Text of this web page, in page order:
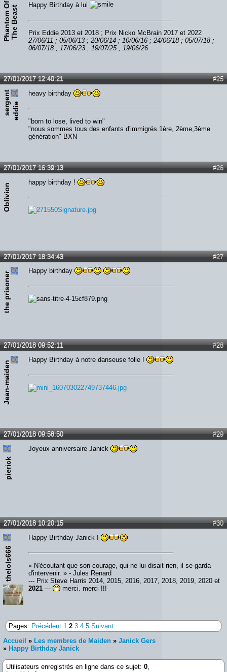
P
h
a
n
t
o
m
O
f
T
h
e
B
e
a
st Happy Birthday à lui
Prix Eddie 2013 et 2018 ; Prix Nicko McBrain 2017 et 2022
27/06/11 ; 05/06/13 ; 20/06/14 ; 10/06/16 ; 24/06/18 ; 05/07/18 ;
06/07/18 ; 17/06/23 ; 19/07/25 ; 19/06/26
#25
27/01/2017 12:40:21
s
e
rg
e
n
t
e
d
d
ie
heavy birthday
"born to lose, lived to win"
"nous sommes tous des enfants d'immigrés.1ère, 2ème,3ème
génération" BXN
#26
27/01/2017 16:39:13
Oblivion
happy birthday !
#27
27/01/2017 18:34:43
the prisoner
Happy birthday
#28
27/01/2018 09:52:11
Jean-maiden
Happy Birthday à notre danseuse folle !
#29
27/01/2018 09:58:50
pierick
Joyeux anniversaire Janick
#30
27/01/2018 10:20:15
thelols666
Happy Birthday Janick !
« N'écoutant que son courage, qui ne lui disait rien, il se garda
d'intervenir. » - Jules Renard
--- Prix Steve Harris 2014, 2015, 2016, 2017, 2018, 2019, 2020 et
2021 --- merci, merci !!!
Pages: Précédent 1 2 3 4 5 Suivant
Accueil » Les membres de Maiden » Janick Gers
» Happy Birthday Janick
Utilisateurs enregistrés en ligne dans ce sujet: 0